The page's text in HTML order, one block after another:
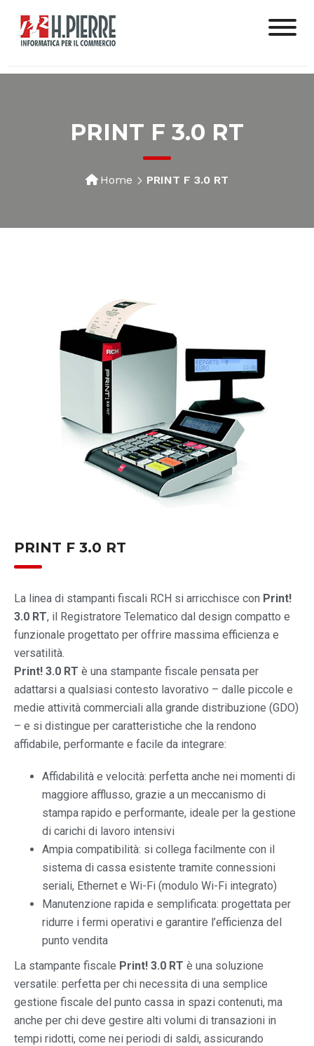
PRINT F 3.0 RT
Home PRINT F 3.0 RT
PRINT F 3.0 RT
La linea di stampanti fiscali RCH si arricchisce con Print!
3.0 RT, il Registratore Telematico dal design compatto e
funzionale progettato per offrire massima efficienza e
versatilità.
Print! 3.0 RT è una stampante fiscale pensata per
adattarsi a qualsiasi contesto lavorativo – dalle piccole e
medie attività commerciali alla grande distribuzione (GDO)
– e si distingue per caratteristiche che la rendono
affidabile, performante e facile da integrare:
Affidabilità e velocità: perfetta anche nei momenti di
maggiore afflusso, grazie a un meccanismo di
stampa rapido e performante, ideale per la gestione
di carichi di lavoro intensivi
Ampia compatibilità: si collega facilmente con il
sistema di cassa esistente tramite connessioni
seriali, Ethernet e Wi-Fi (modulo Wi-Fi integrato)
Manutenzione rapida e semplificata: progettata per
ridurre i fermi operativi e garantire l’efficienza del
punto vendita
La stampante fiscale Print! 3.0 RT è una soluzione
versatile: perfetta per chi necessita di una semplice
gestione fiscale del punto cassa in spazi contenuti, ma
anche per chi deve gestire alti volumi di transazioni in
tempi ridotti, come nei periodi di saldi, assicurando